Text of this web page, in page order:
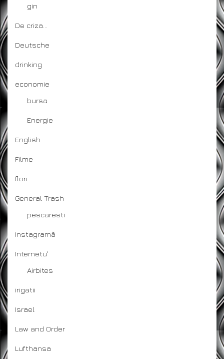
gin
De criza…
Deutsche
drinking
economie
bursa
Energie
English
Filme
flori
General Trash
pescaresti
Instagramă
Internetu'
Airbites
irigatii
Israel
Law and Order
Lufthansa